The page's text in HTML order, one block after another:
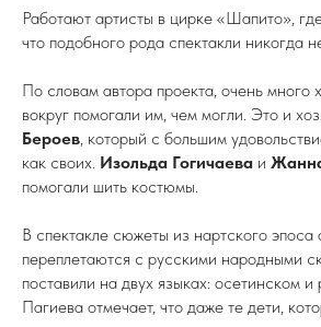
Работают артисты в цирке «Шапито»,
что подобного рода спектакли никогда
По словам автора проекта, очень много
вокруг помогали им, чем могли. Это и
Бероев, который с большим
как своих. Изольда Гогичаева и
помогали шить костюмы.
В спектакле сюжеты из нартского эпоса
переплетаются с русскими народными
поставили на двух языках: осетинском
Пагиева отмечает, что даже те дети,